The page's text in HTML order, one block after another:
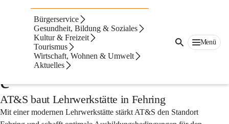
Bürgerservice
Gesundheit, Bildung & Soziales
Kultur & Freizeit
Tourismus
Wirtschaft, Wohnen & Umwelt
Aktuelles
Menü
Aktuelles aus der
Wirtschaftsservicestell
e
AT&S baut Lehrwerkstätte in Fehring
Mit einer modernen Lehrwerkstätte stärkt AT&S den Standort